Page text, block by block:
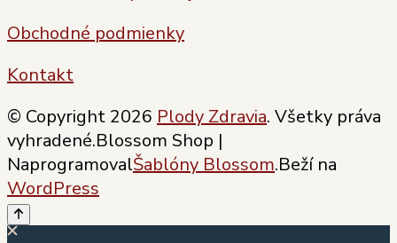
Obchodné podmienky
Kontakt
© Copyright 2026 Plody Zdravia. Všetky práva
vyhradené.Blossom Shop |
NaprogramovalŠablóny Blossom.Beží na
WordPress